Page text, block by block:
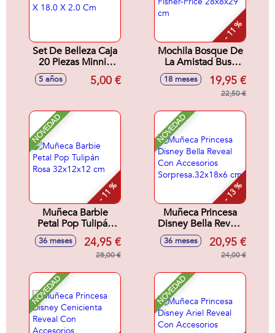
Set De Belleza Caja
20 Piezas Minnie
16.5 X 18.0 X 2.0
5 años 5,00 €
- 11 %
Mochila Bosque De
La Amistad Busy
Bea Fisher-Price
28x8x29 cm
18 meses 19,95 €
22,50 €
NOVEDAD
- 11 %
Muñeca Barbie
Petal Pop Tulipán
Rosa 32x12x12 cm
36 meses 24,95 €
28,00 €
NOVEDAD
- 13 %
Muñeca Princesa
Disney Bella Reveal
Con Accesorios
Sorpresa.32x18x6
36 meses 20,95 €
24,00 €
NOVEDAD NOVEDAD